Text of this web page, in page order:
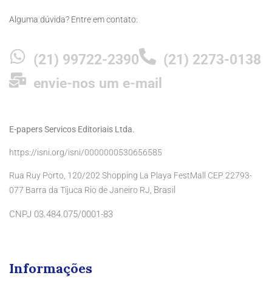
Alguma dúvida? Entre em contato:
(21) 99722-2390
(21) 2273-0138
envie-nos um e-mail
E-papers Servicos Editoriais Ltda.
https://isni.org/isni/0000000530656585
Rua Ruy Porto, 120/202 Shopping La Playa FestMall CEP 22793-
077 Barra da Tijuca Rio de Janeiro RJ, Brasil
CNPJ 03.484.075/0001-83
Informações